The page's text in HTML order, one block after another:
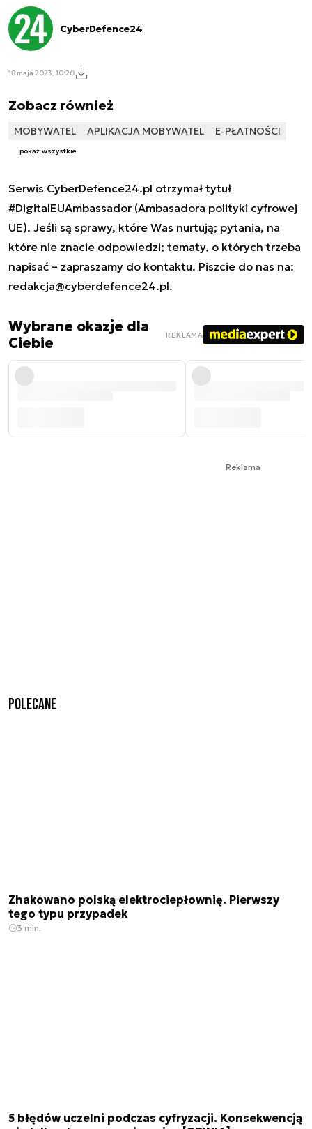
CyberDefence24
18 maja 2023, 10:20
Zobacz również
MOBYWATEL APLIKACJA MOBYWATEL E-PŁATNOŚCI
pokaż wszystkie
Serwis CyberDefence24.pl otrzymał tytuł
#DigitalEUAmbassador (Ambasadora polityki cyfrowej
UE). Jeśli są sprawy, które Was nurtują; pytania, na
które nie znacie odpowiedzi; tematy, o których trzeba
napisać – zapraszamy do kontaktu. Piszcie do nas na:
redakcja@cyberdefence24.pl.
Wybrane okazje dla
Ciebie
REKLAMA
Reklama
Polecane
Zhakowano polską elektrociepłownię. Pierwszy
tego typu przypadek
3 min.
5 błędów uczelni podczas cyfryzacji. Konsekwencją